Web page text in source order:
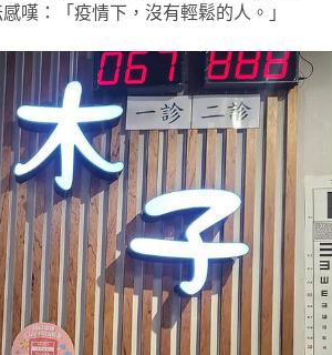
嘆：「疫情下，沒有輕鬆的人。」